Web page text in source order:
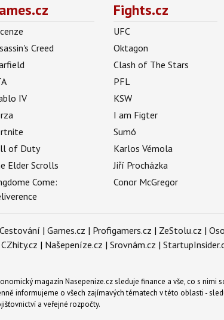
Creed
IV
of Duty
Elder Scrolls
Come:
Fights.cz
UFC
Oktagon
Clash of The Stars
PFL
KSW
I am Figter
Sumó
Karlos Vémola
Jiří Procházka
Conor McGregor
Cestování | Games.cz | Profigamers.cz | ZeStolu.cz |
CZhity.cz | Našepeníze.cz | Srovnám.cz |
magazín Nasepenize.cz sleduje finance a vše, co s nimi
informujeme o všech zajímavých tématech v této oblasti -
a veřejné rozpočty.